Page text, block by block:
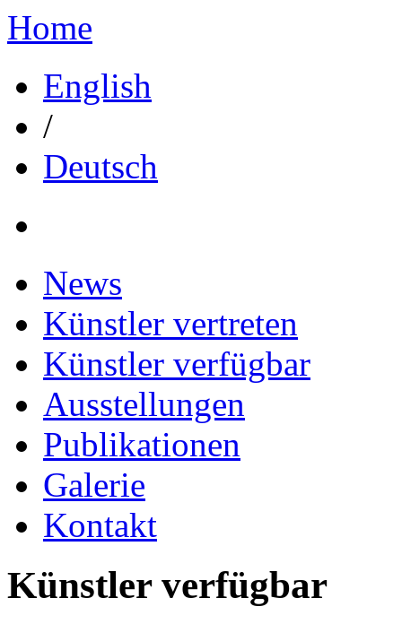
Home
English
/
Deutsch
News
Künstler vertreten
Künstler verfügbar
Ausstellungen
Publikationen
Galerie
Kontakt
Künstler verfügbar